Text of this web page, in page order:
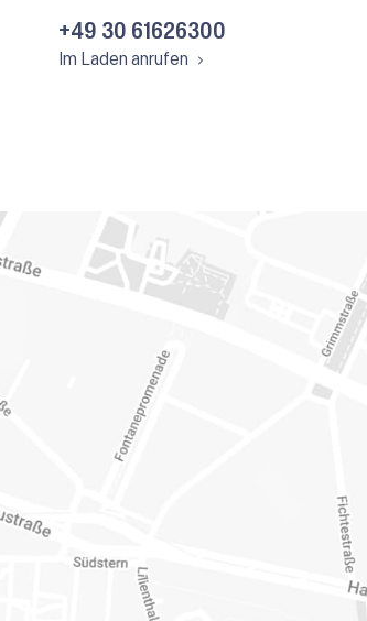
+49 30 61626300
Im Laden anrufen